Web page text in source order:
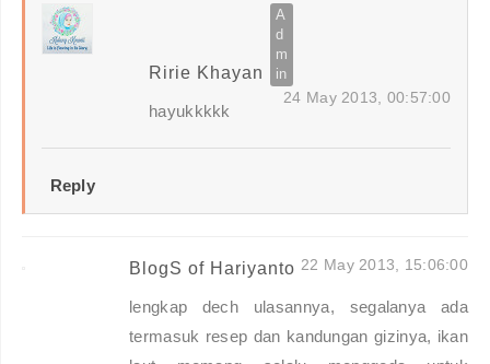
Ririe Khayan
24 May 2013, 00:57:00
hayukkkkk
Reply
BlogS of Hariyanto 22 May 2013, 15:06:00
lengkap dech ulasannya, segalanya ada
termasuk resep dan kandungan gizinya, ikan